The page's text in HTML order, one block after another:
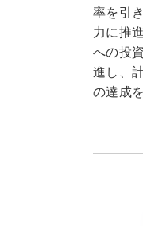
率を引
力に推
への投
進し、
の達成